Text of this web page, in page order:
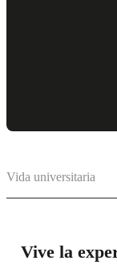
Vida universitaria
Vive la